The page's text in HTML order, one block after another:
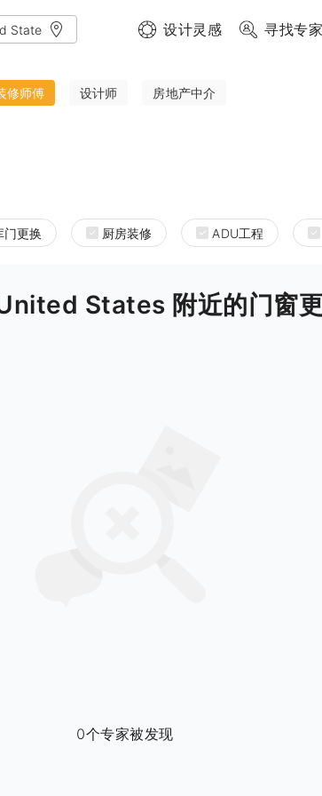
设计灵感 寻找专家
修师傅 设计师 房地产中介
门更换 厨房装修 ADU工程
States 附近的门窗
0个专家被发现